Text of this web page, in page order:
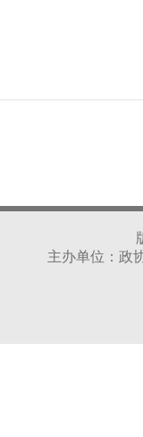
主办单位：